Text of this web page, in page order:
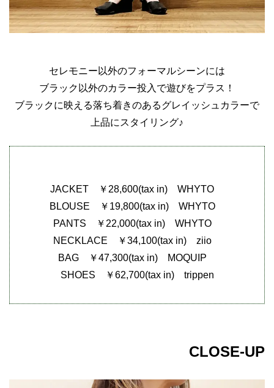
セレモニー以外のフォーマルシーンには
ブラック以外のカラー投入で遊びをプラス！
ブラックに映える落ち着きのあるグレイッシュカラーで
上品にスタイリング♪
JACKET ￥28,600(tax in) WHYTO
BLOUSE ￥19,800(tax in) WHYTO
PANTS ￥22,000(tax in) WHYTO
NECKLACE ￥34,100(tax in) ziio
BAG ￥47,300(tax in) MOQUIP
SHOES ￥62,700(tax in) trippen
CLOSE-UP